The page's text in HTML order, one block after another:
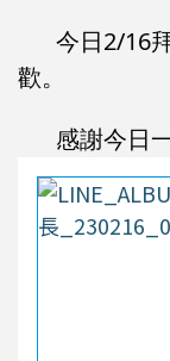
今日2/16
歡。
感謝今日